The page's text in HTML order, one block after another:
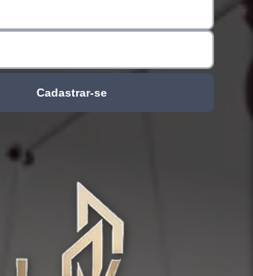
Cadastrar-se